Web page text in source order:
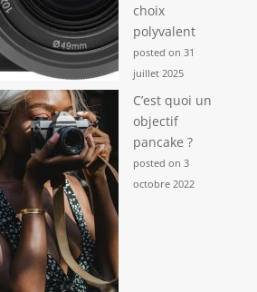
choix
polyvalent
posted on 31
juillet 2025
C’est quoi un
objectif
pancake ?
posted on 3
octobre 2022